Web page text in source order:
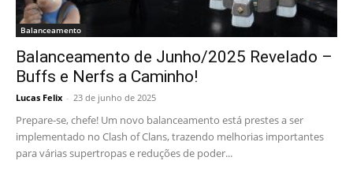
Balanceamento
Balanceamento de Junho/2025 Revelado –
Buffs e Nerfs a Caminho!
Lucas Felix - 23 de junho de 2025
Prepare-se, chefe! Um novo balanceamento está prestes a ser
implementado no Clash of Clans, trazendo melhorias importantes
para várias supertropas e reduções de poder...